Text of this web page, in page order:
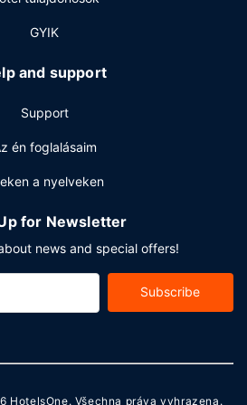
is finomabb italokkal
kínálat reggeli felár
szolgáltatások és 24 órában
igénybe vehető. Retúr reptéri
GYIK
and support
Support
én foglalásaim
a nyelveken
for Newsletter
news and special offers!
Subscribe
HotelsOne. Všechna práva vyhrazena.